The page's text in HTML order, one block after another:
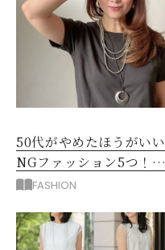
50代がやめたほうがいい
NGファッション5つ！手
持ち服を見直すコツ
FASHION